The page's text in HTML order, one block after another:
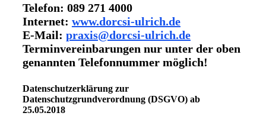
Telefon: 089 271 4000
Internet: www.dorcsi-ulrich.de
E-Mail: praxis@dorcsi-ulrich.de
Terminvereinbarungen nur unter der oben
genannten Telefonnummer möglich!
Datenschutzerklärung zur
Datenschutzgrundverordnung (DSGVO) ab
25.05.2018